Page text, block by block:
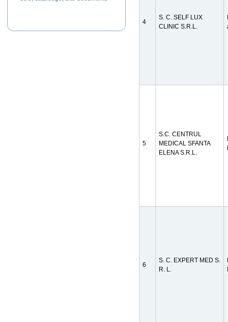
4
S. C. SELF LUX
CLINIC S.R.L.
5
S.C. CENTRUL
MEDICAL SFANTA
ELENA S.R.L.
6
S. C. EXPERT MED S.
R. L.